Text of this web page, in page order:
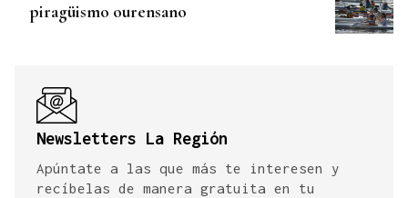
piragüismo ourensano
Newsletters La Región
Apúntate a las que más te interesen y
recíbelas de manera gratuita en tu